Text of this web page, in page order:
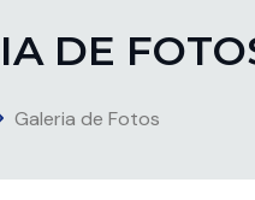
IA DE FOTO
Galeria de Fotos